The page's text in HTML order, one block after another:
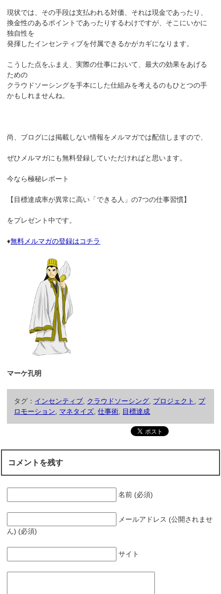
現状では、その手段は支払われる対価、それは現金であったり、
換金性のあるポイントであったりするわけですが、そこにいかに
独自性を
発揮したインセンティブを付属できるかがカギになります。
こうした点をふまえ、実際の仕事において、最大の効果をあげる
ための
クラウドソーシングを手本にした仕組みを考えるのもひとつの手
かもしれませんね。
尚、ブログには掲載しない情報をメルマガでは配信しますので、
ぜひメルマガにも無料登録していただければと思います。
今なら極秘レポート
【目標達成率が異常に高い「できる人」の7つの仕事習慣】
をプレゼント中です。
♦無料メルマガの登録はコチラ
マーケ孔明
タグ： インセンティブ クラウドソーシング プロジェクト
プ
ロモーション
マネタイズ ,仕事術 目標達成
コメントを残す
名前 (必須)
メールアドレス (公開されませ
ん) (必須)
サイト